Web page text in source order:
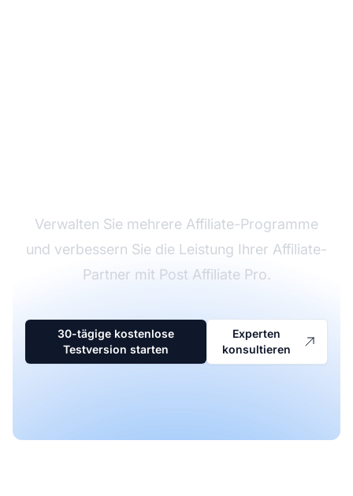
Verwalten Sie mehrere Affiliate-Programme
und verbessern Sie die Leistung Ihrer Affiliate-
Partner mit Post Affiliate Pro.
30-tägige kostenlose
Testversion starten
Experten
konsultieren